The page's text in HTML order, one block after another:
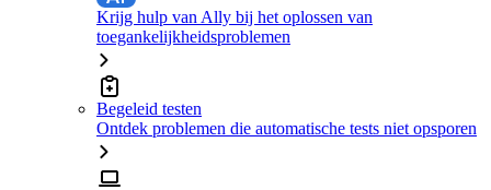
Krijg hulp van Ally bij het oplossen van
toegankelijkheidsproblemen
Begeleid testen
Ontdek problemen die automatische tests niet opsporen